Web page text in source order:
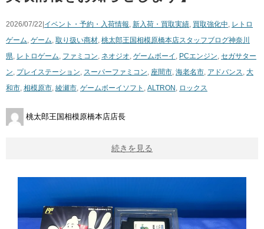
2026/07/22| イベント・予約・入荷情報, 新入荷・買取実績, 買取強化中, レトロ
ゲーム, ゲーム, 取り扱い商材, 桃太郎王国相模原橋本店スタッフブログ神奈川
県, レトロゲーム, ファミコン, ネオジオ, ゲームボーイ , PCエンジン, セガサター
ン, プレイステーション, スーパーファミコン, 座間市, 海老名市, アドバンス, 大
和市, 相模原市, 綾瀬市, ゲームボーイソフト , ALTRON , ロックス
桃太郎王国相模原橋本店店長
続きを見る